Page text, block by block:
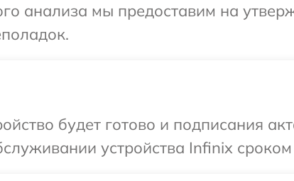
анализа мы предоставим на
будет готово и подписания
устройства Infinix сроком